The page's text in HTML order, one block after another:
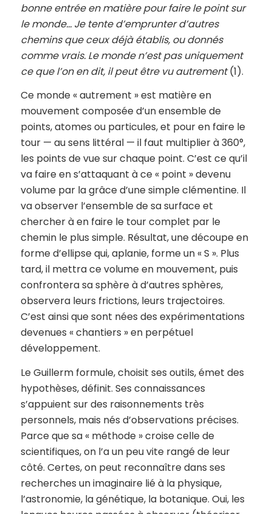
bonne entrée en matière pour faire le point sur
le monde… Je tente d’emprunter d’autres
chemins que ceux déjà établis, ou donnés
comme vrais. Le monde n’est pas uniquement
ce que l’on en dit, il peut être vu autrement(1).
Ce monde « autrement » est matière en
mouvement composée d’un ensemble de
points, atomes ou particules, et pour en faire le
tour — au sens littéral — il faut multiplier à 360°,
les points de vue sur chaque point. C’est ce qu’il
va faire en s’attaquant à ce « point » devenu
volume par la grâce d’une simple clémentine. Il
va observer l’ensemble de sa surface et
chercher à en faire le tour complet par le
chemin le plus simple. Résultat, une découpe en
forme d’ellipse qui, aplanie, forme un « S ». Plus
tard, il mettra ce volume en mouvement, puis
confrontera sa sphère à d’autres sphères,
observera leurs frictions, leurs trajectoires.
C’est ainsi que sont nées des expérimentations
devenues « chantiers » en perpétuel
développement.
Le Guillerm formule, choisit ses outils, émet des
hypothèses, définit. Ses connaissances
s’appuient sur des raisonnements très
personnels, mais nés d’observations précises.
Parce que sa « méthode » croise celle de
scientifiques, on l’a un peu vite rangé de leur
côté. Certes, on peut reconnaître dans ses
recherches un imaginaire lié à la physique,
l’astronomie, la génétique, la botanique. Oui, les